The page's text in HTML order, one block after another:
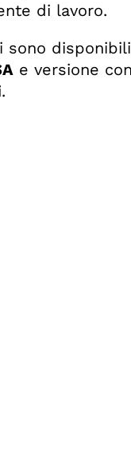
di lavoro.
sono
e versione con
.